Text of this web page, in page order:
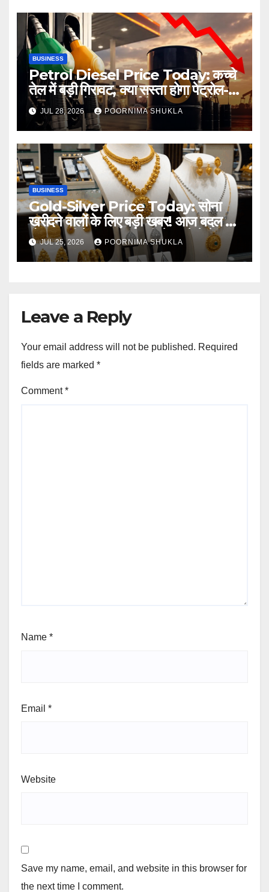
BUSINESS
Petrol Diesel Price Today: कच्चे
तेल में बड़ी गिरावट, क्या सस्ता होगा पेट्रोल-
डीजल? जानें 28 जुलाई के ताजा रेट और
आपके शहर का भाव…
JUL 28, 2026 POORNIMA SHUKLA
BUSINESS
Gold-Silver Price Today: सोना
खरीदने वालों के लिए बड़ी खबर! आज बदल गए
गोल्ड-चांदी के भाव, खरीदारी से पहले देखें नया
रेट…
JUL 25, 2026 POORNIMA SHUKLA
Leave a Reply
Your email address will not be published. Required
fields are marked *
Comment*
Name *
Email *
Website
Save my name, email, and website in this browser for
the next time I comment.